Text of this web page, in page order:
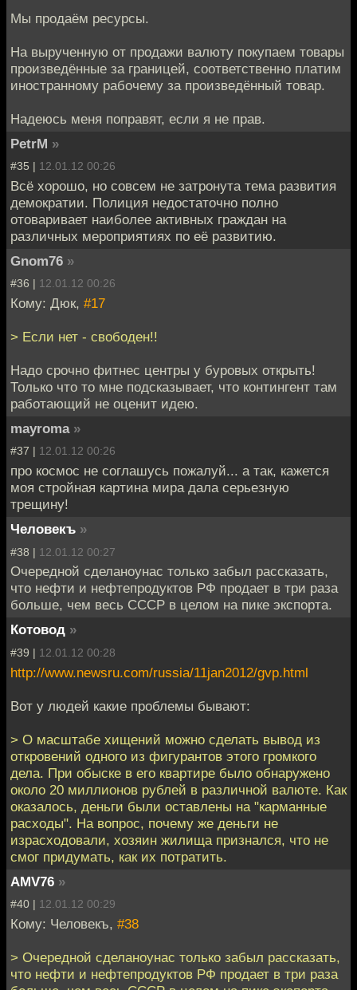
Мы продаём ресурсы.
На вырученную от продажи валюту покупаем товары
произведённые за границей, соответственно платим
иностранному рабочему за произведённый товар.
Надеюсь меня поправят, если я не прав.
PetrM »
#35 | 12.01.12 00:26
Всё хорошо, но совсем не затронута тема развития
демократии. Полиция недостаточно полно
отоваривает наиболее активных граждан на
различных мероприятиях по её развитию.
Gnom76 »
#36 | 12.01.12 00:26
Кому: Дюк, #17
> Если нет - свободен!!
Надо срочно фитнес центры у буровых открыть!
Только что то мне подсказывает, что контингент там
работающий не оценит идею.
mayroma »
#37 | 12.01.12 00:26
про космос не соглашусь пожалуй... а так, кажется
моя стройная картина мира дала серьезную
трещину!
Человекъ »
#38 | 12.01.12 00:27
Очередной сделаноунас только забыл рассказать,
что нефти и нефтепродуктов РФ продает в три раза
больше, чем весь СССР в целом на пике экспорта.
Котовод »
#39 | 12.01.12 00:28
http://www.newsru.com/russia/11jan2012/gvp.html
Вот у людей какие проблемы бывают:
> О масштабе хищений можно сделать вывод из
откровений одного из фигурантов этого громкого
дела. При обыске в его квартире было обнаружено
около 20 миллионов рублей в различной валюте. Как
оказалось, деньги были оставлены на "карманные
расходы". На вопрос, почему же деньги не
израсходовали, хозяин жилища признался, что не
смог придумать, как их потратить.
AMV76 »
#40 | 12.01.12 00:29
Кому: Человекъ, #38
> Очередной сделаноунас только забыл рассказать,
что нефти и нефтепродуктов РФ продает в три раза